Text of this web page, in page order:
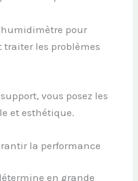
pour
les problèmes
vous posez les
et esthétique.
la performance
en grande